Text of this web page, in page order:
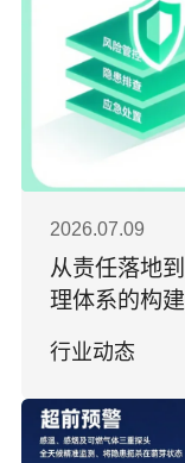
2026.07.09
从责任落地
理体系的构
行业动态